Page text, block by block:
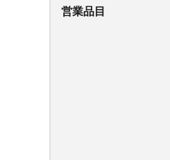
営業品目